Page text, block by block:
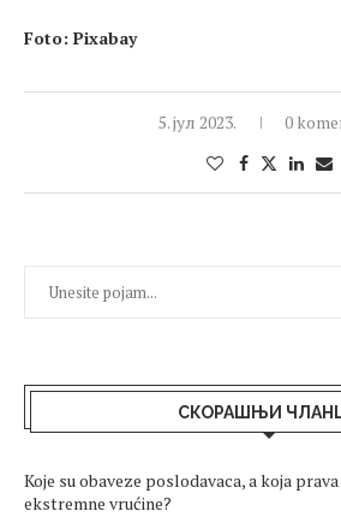
Foto: Pixabay
5. јул 2023. 0
СКОРАШЊИ
Koje su obaveze poslodavaca, a koja
ekstremne vrućine?